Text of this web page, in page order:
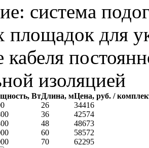
система
площадок для
кабеля
изоляцией
ВтДлина, мЦена, руб. /
26
34416
36
42574
48
48673
60
58572
70 62295